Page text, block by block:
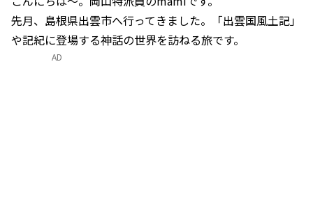
先月、島根県出雲市へ行ってきました。「出雲国風土記」
や記紀に登場する神話の世界を訪ねる旅です。
AD